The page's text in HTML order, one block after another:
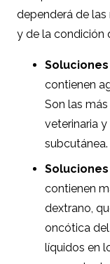
dependerá de
y de la condición
contienen
Son las
veterinaria
subcutánea.
contienen
dextrano,
oncótica
líquidos en